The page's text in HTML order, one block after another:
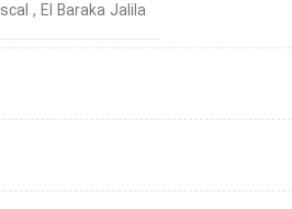
, El Baraka Jalila